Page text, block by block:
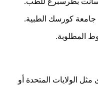
جامعة كورسك الطبية.
المطلوبة.
الولايات المتحدة أو